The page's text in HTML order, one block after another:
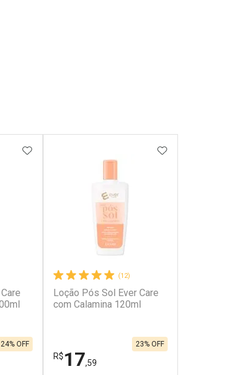
24% OFF
ADICIONAR AOS FAVORITOS
(12)
Loção Pós Sol Ever Care
com Calamina 120ml
R$17,59
23% OFF
ADICIONAR AOS